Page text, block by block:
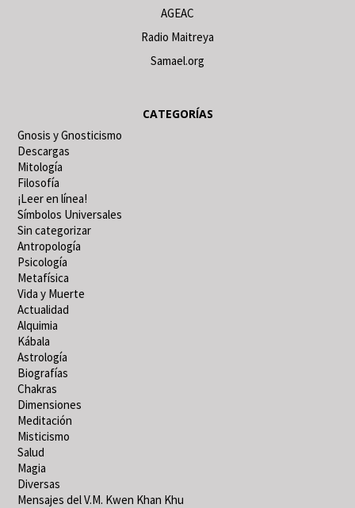
AGEAC
Radio Maitreya
Samael.org
CATEGORÍAS
Gnosis y Gnosticismo
Descargas
Mitología
Filosofía
¡Leer en línea!
Símbolos Universales
Sin categorizar
Antropología
Psicología
Metafísica
Vida y Muerte
Actualidad
Alquimia
Kábala
Astrología
Biografías
Chakras
Dimensiones
Meditación
Misticismo
Salud
Magia
Diversas
Mensajes del V.M. Kwen Khan Khu